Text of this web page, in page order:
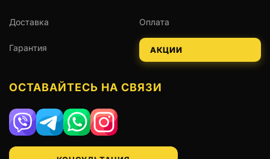
Доставка Оплата
Гарантия АКЦИИ
ОСТАВАЙТЕСЬ НА СВЯЗИ
Viber TelegramWhatsAppInstagram